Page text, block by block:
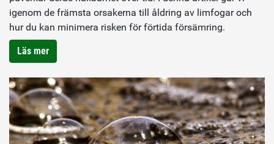
igenom de främsta orsakerna till åldring av limfogar och
hur du kan minimera risken för förtida försämring.
Läs mer